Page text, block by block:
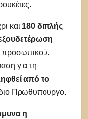
και 180 διπλής
προσωπικού.
για τη
από το
Πρωθυπουργό.
η